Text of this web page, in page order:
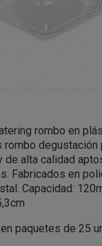
rombo en
degustación
de alta calidad
Fabricados en
Capacidad:
paquetes de 25